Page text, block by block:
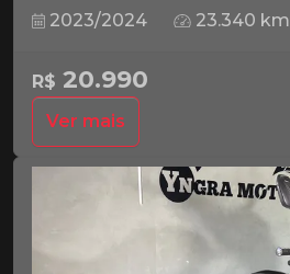
2023/2024 23.340 km
R$ 20.990
Ver mais